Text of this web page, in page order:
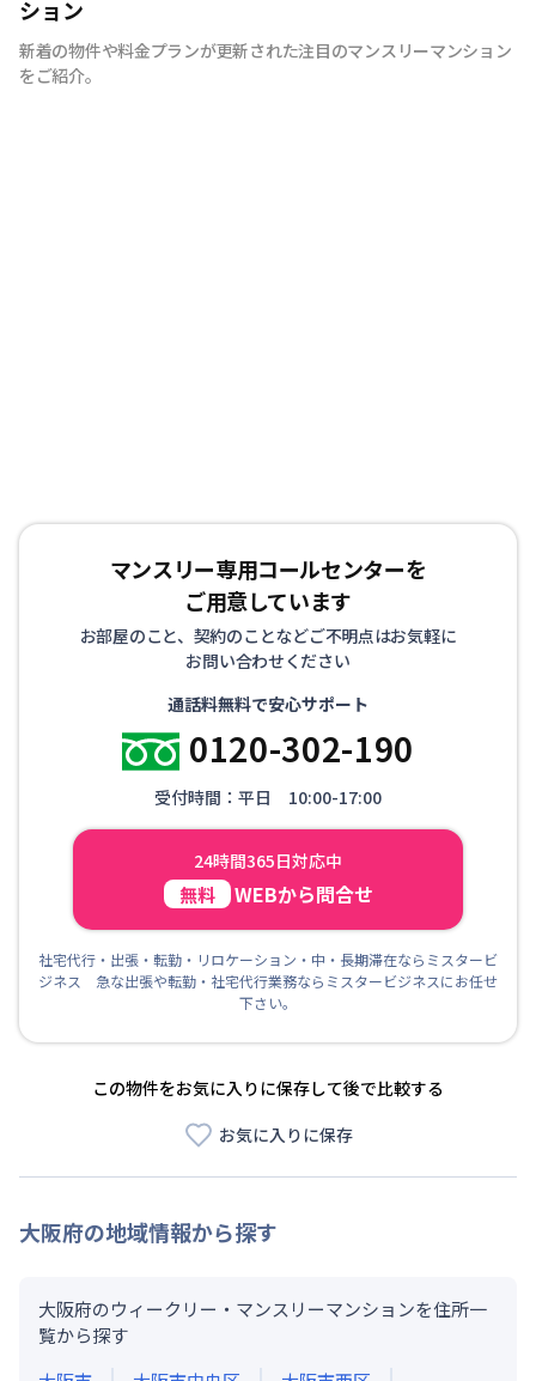
す。大学受験、単身赴任など様々な用途でお使い いただ
ける『BraTTo×weekly＆monthly』をぜひご利用くださ
い。 敷金・礼金はかかりません。電気・ガス・水道の手
ション
新着の物件や料金プランが更新された注目のマンスリーマンション
をご紹介。
マンスリー専用コールセンターを
ご用意しています
お部屋のこと、契約のことなどご不明点はお気軽に
お問い合わせください
通話料無料で安心サポート
0120-302-190
受付時間：平日 10:00-17:00
24時間365日対応中
無料 WEBから問合せ
社宅代行・出張・転勤・リロケーション・中・長期滞在ならミスタービ
ジネス 急な出張や転勤・社宅代行業務ならミスタービジネスにお任せ
下さい。
この物件をお気に入りに保存して後で比較する
お気に入りに保存
大阪府の地域情報から探す
大阪府のウィークリー・マンスリーマンションを住所一
覧から探す